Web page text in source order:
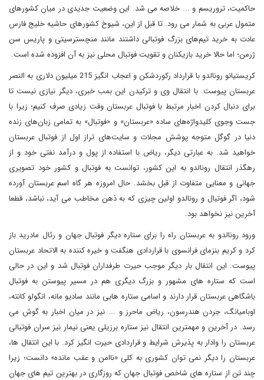
حاکمیت، تروریسم و ... خلاصه می شد. این وضعیت جدیدی در میان کشورهای
متمول عربی به شمار می رود. تا قبل از این، شیوخ کشورهای حاشیه خلیج فارس
عادت به خرید تیم‌های بزرگ فوتبالی داشتند مانند منچسترسیتی و پاریس سن
ژرمن؛ اما حالا خرید بازیکنان و تقویت فوتبال محلی نیز به آن افزوده شده است.
کریستیانو رونالدو با قرارداد رکوردشکن و اعجاب انگیز 215 میلیون دلاری به النصر
عربستان پیوست. با انتقال وی و ترکیدن این بمب خبری، دیگر نیازی نیست تا
برای دنبال کردن اخبار مرتبط با فوتبال عربستان وقت زیادی صرف کنیم؛ زیرا با
جست وجوی کلیدواژه‌های ساده «عربستان» و «فوتبال» به تمامی زبان‌های زنده
دنیا در گوگل متوجه پوشش مجلات و سایت‌های تراز اول از فوتبال عربستان
خواهید شد. به عبارتی دیگر، ریاض با استفاده از پول و درآمد نفتی خود و از
رهگذر انتقال رونالدو به این کشور، توانست به فوتبال و کشور خود تصویری
جهانی و معنایی متفاوت از قبل بخشد. حال امروزه هر گاه اسم عربستان آورده
شود، اگر فوتبال و رونالدو اولین چیزی که به ذهن مخاطب می آید، نباشد، قطعا
آخرین نیز نخواهد بود.
ورود رونالدو به عربستان راه را برای ستاره دیگر فوتبال جهان و رئال مادرید باز
کرد و کریم بنزمای فرانسوی با قراردادی هنگفت و خیره کننده به الاتحاد عربستان
پیوست. این انتقال بار دیگر موجب حیرت طرفداران فوتبال شد و این در حالی
است که ستاره های مشهور و بزرگ دیگری هم در مسیر پیوستن به فوتبال
باشگاهی عربستان قرار دارند و اسامی ستاره هایی مانند سادیو مانه، انگولو کانته،
اوبامیانگ، جردن هندرسون، ریاض ماحرز و ... نیز در میان اخبار به گوش می
رسد. در آخرین و مهمترین انتقال نیز ستاره برزیلی یعنی نیمار نیز سران فوتبالی
عربستان را وادار به پذیرش شرایط و قراردادی حیرت انگیز کرد. با این انتقال ها،
عربستان را دیگر نمی توان کشوری به کلی «ناامن و عقب مانده» دانست؛ زیرا
چند تن از ستاره های شاخص فوتبال جهان که روزگاری در بهترین تیم های جهان